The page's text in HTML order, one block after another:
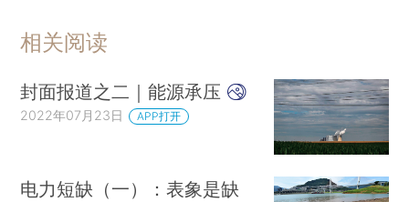
相关阅读
封面报道之二｜能源承压
2022年07月23日 APP打开
电力短缺（一）：表象是缺